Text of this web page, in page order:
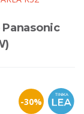
-30%